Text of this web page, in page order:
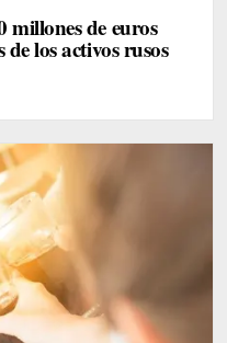
millones de euros
de los activos rusos